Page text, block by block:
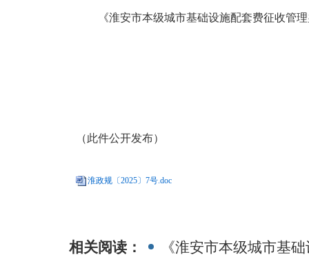
《淮安市本级城市基础设施配套费征收管
（此件公开发布）
淮政规〔2025〕7号.doc
相关阅读：
《淮安市本级城市基